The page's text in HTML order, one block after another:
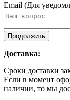
Email (Для
Продолжить
Доставка:
Сроки доставки
Если в момент
наличии, то мы